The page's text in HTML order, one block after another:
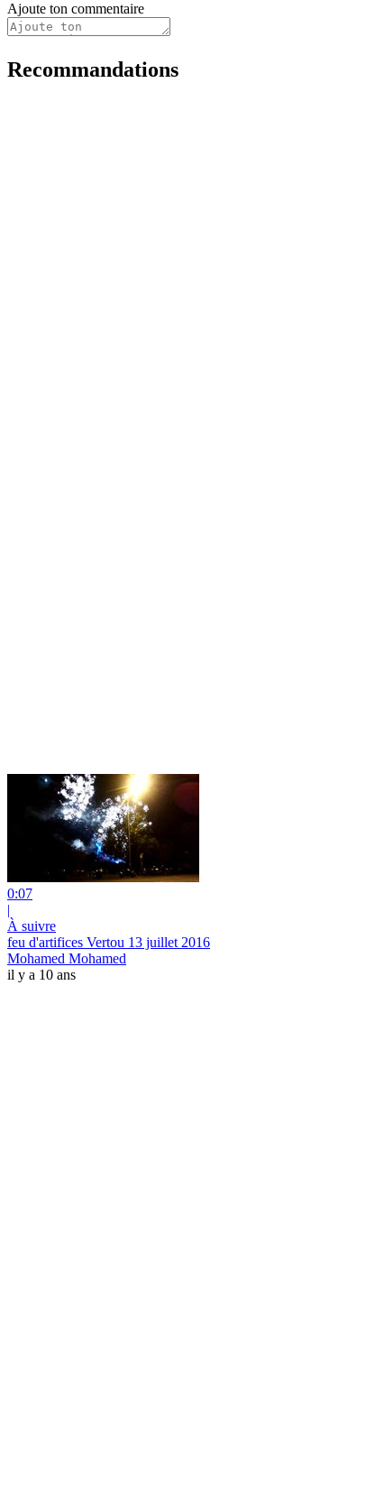
Ajoute ton commentaire
Recommandations
0:07
|
À suivre
feu d'artifices Vertou 13 juillet 2016
Mohamed Mohamed
il y a 10 ans